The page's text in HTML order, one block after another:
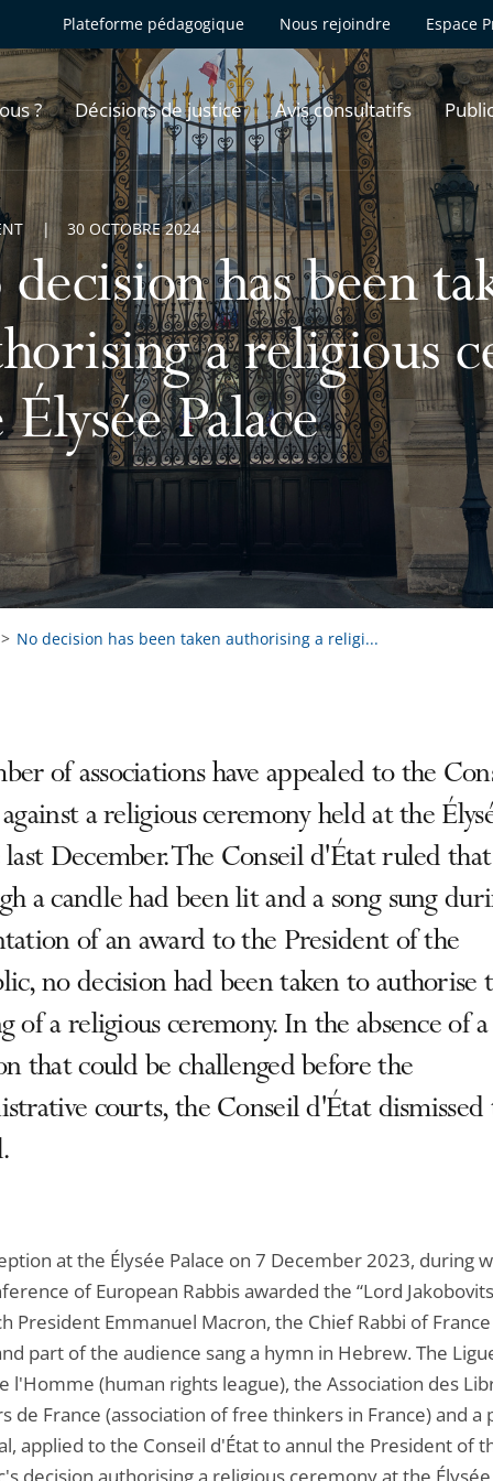
Plateforme pédagogique Nous rejoindre Espace
? Décisions de justice Avis consultatifs
has been
a religious
Palace
30 OCTOBRE 2024
No decision has been taken authorising a religi...
of associations have appealed to the
a religious ceremony held at the
last December. The Conseil d'État ruled that
a candle had been lit and a song sung
of an award to the President of the
no decision had been taken to authorise
of a religious ceremony. In the absence of a
that could be challenged before the
courts, the Conseil d'État dismissed
at the Élysée Palace on 7 December 2023, during
of European Rabbis awarded the “Lord
President Emmanuel Macron, the Chief Rabbi of
part of the audience sang a hymn in Hebrew. The
l'Homme (human rights league), the Association des
de France (association of free thinkers in France) and a
applied to the Conseil d'État to annul the President of